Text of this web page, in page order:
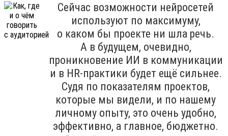
Сейчас возможности нейросетей
используют по максимуму,
о каком бы проекте ни шла речь.
А в будущем, очевидно,
проникновение ИИ в коммуникации
и в HR-практики будет ещё сильнее.
Судя по показателям проектов,
которые мы видели, и по нашему
личному опыту, это очень удобно,
эффективно, а главное, бюджетно.